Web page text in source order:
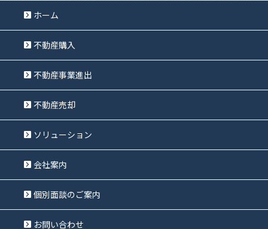
ホーム
不動産購入
不動産事業進出
不動産売却
ソリューション
会社案内
個別面談のご案内
お問い合わせ